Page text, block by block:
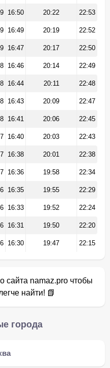
16:50 20:22 22:53
16:49 20:19 22:52
16:47 20:17 22:50
16:46 20:14 22:49
16:44 20:11 22:48
16:43 20:09 22:47
16:41 20:06 22:45
16:40 20:03 22:43
16:38 20:01 22:38
16:36 19:58 22:34
16:35 19:55 22:29
16:33 19:52 22:24
16:31 19:50 22:20
16:30 19:47 22:15
сайта namaz.pro чтобы
найти! 📗
города